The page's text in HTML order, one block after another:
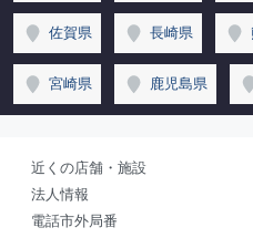
佐賀県 長崎県
宮崎県 鹿児島県
近くの店舗・施設
法人情報
電話市外局番